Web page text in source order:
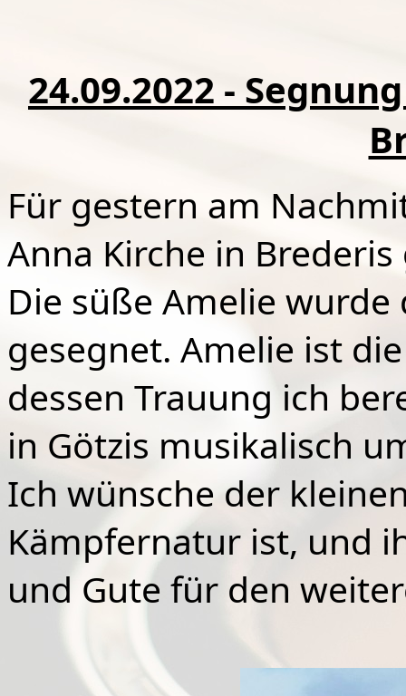
24.09.2022 -
Für gestern am
Anna Kirche in
Die süße Amelie
gesegnet. Amelie ist
dessen Trauung ich
in Götzis musikalisch
Ich wünsche der
Kämpfernatur ist, und
und Gute für den